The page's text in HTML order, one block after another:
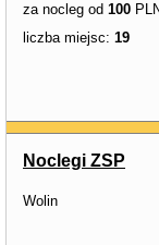
za nocleg od 100
liczba miejsc: 19
Noclegi ZSP
Wolin